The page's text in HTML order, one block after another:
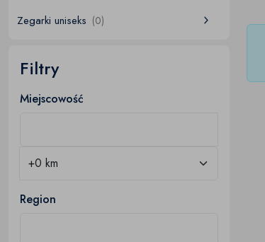
Zegarki uniseks (0)
Filtry
Miejscowość
Region